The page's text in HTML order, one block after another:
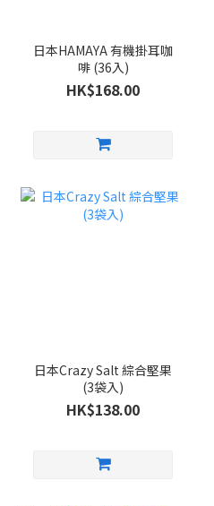
日本HAMAYA 有機掛耳咖
啡 (36入)
HK$168.00
日本Crazy Salt 綜合堅果
(3袋入)
HK$138.00